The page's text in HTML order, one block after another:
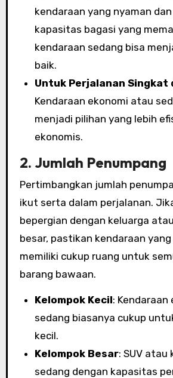
kendaraan yang nyaman
kapasitas bagasi yang
kendaraan sedang bisa
baik.
Untuk Perjalanan Singkat
Kendaraan ekonomi atau
menjadi pilihan yang lebih
ekonomis.
2. Jumlah Penumpang
Pertimbangkan jumlah
ikut serta dalam perjalanan.
bepergian dengan keluarga
besar, pastikan kendaraan yang
memiliki cukup ruang untuk
barang bawaan.
Kelompok Kecil:
sedang biasanya cukup
kecil.
Kelompok Besar: SUV atau
sedang dengan kapasitas